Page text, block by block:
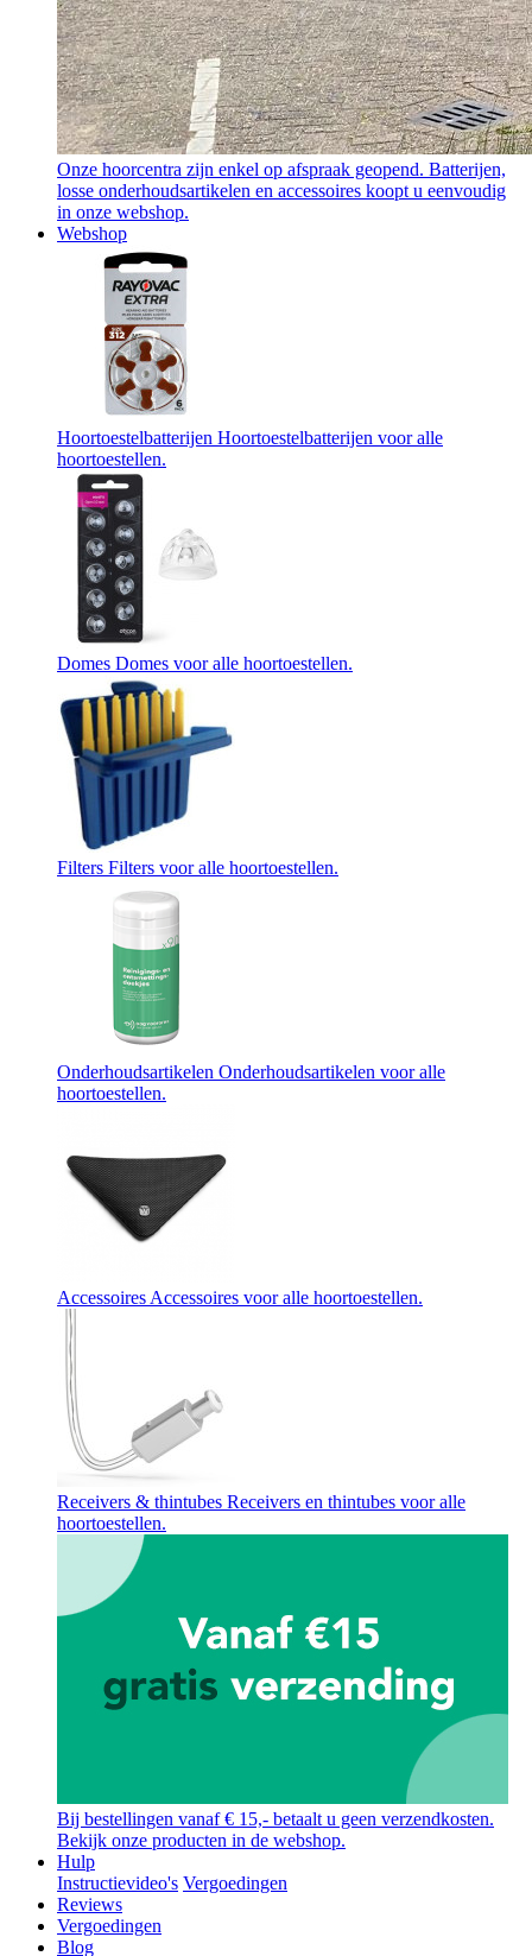
Onze hoorcentra zijn enkel op afspraak geopend. Batterijen,
losse onderhoudsartikelen en accessoires koopt u eenvoudig
in onze webshop.
Webshop
Hoortoestelbatterijen Hoortoestelbatterijen voor alle
hoortoestellen.
Domes Domes voor alle hoortoestellen.
Filters Filters voor alle hoortoestellen.
Onderhoudsartikelen Onderhoudsartikelen voor alle
hoortoestellen.
AccessoiresAccessoires voor alle hoortoestellen.
Receivers & thintubes Receivers en thintubes voor alle
hoortoestellen.
Bij bestellingen vanaf € 15,- betaalt u geen verzendkosten.
Bekijk onze producten in de webshop.
Hulp
Instructievideo's Vergoedingen
Reviews
Vergoedingen
Blog